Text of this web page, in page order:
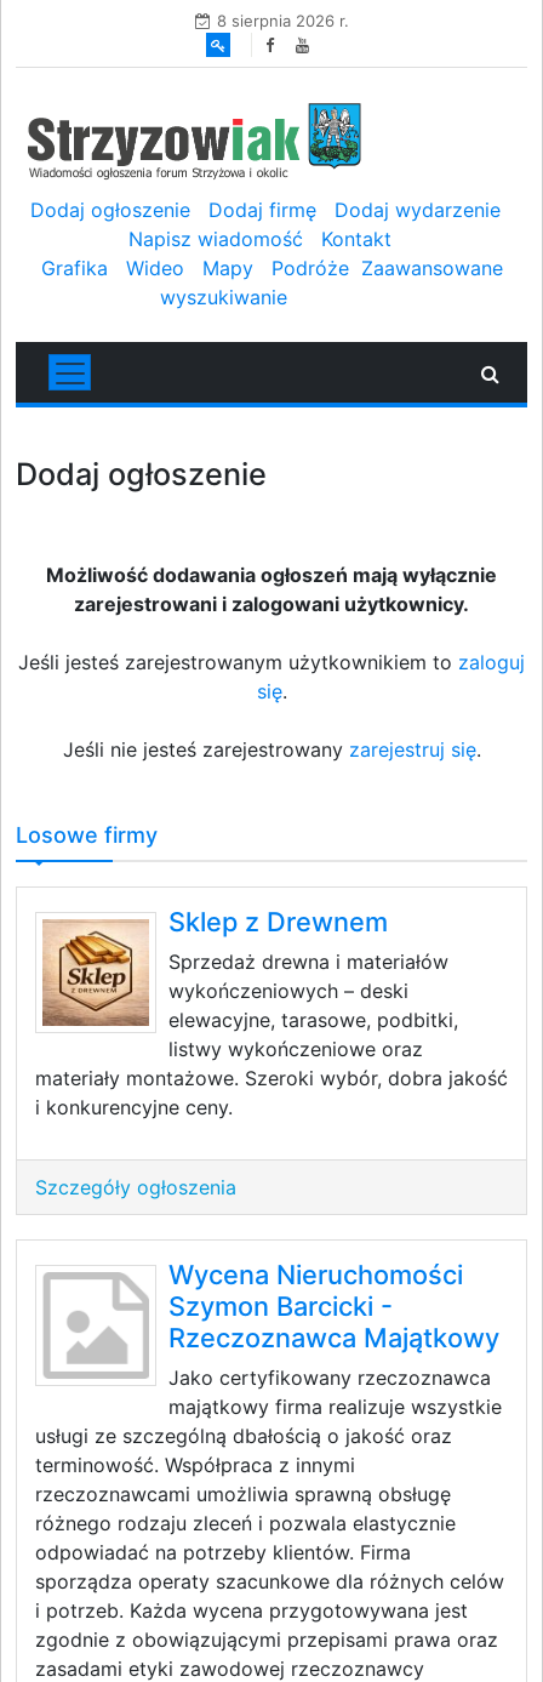
8 sierpnia 2026 r.
Dodaj ogłoszenie Dodaj firmę
Dodaj wydarzenie
Napisz wiadomość
Kontakt
Grafika
Wideo Mapy Podróże Zaawansowane
wyszukiwanie
Dodaj ogłoszenie
Możliwość dodawania ogłoszeń mają wyłącznie
zarejestrowani i zalogowani użytkownicy.
Jeśli jesteś zarejestrowanym użytkownikiem to zaloguj
się.
Jeśli nie jesteś zarejestrowany zarejestruj się.
Losowe firmy
Sklep z Drewnem
Sprzedaż drewna i materiałów
wykończeniowych – deski
elewacyjne, tarasowe, podbitki,
listwy wykończeniowe oraz
materiały montażowe. Szeroki wybór, dobra jakość
i konkurencyjne ceny.
Szczegóły ogłoszenia
Wycena Nieruchomości
Szymon Barcicki -
Rzeczoznawca Majątkowy
Jako certyfikowany rzeczoznawca
majątkowy firma realizuje wszystkie
usługi ze szczególną dbałością o jakość oraz
terminowość. Współpraca z innymi
rzeczoznawcami umożliwia sprawną obsługę
różnego rodzaju zleceń i pozwala elastycznie
odpowiadać na potrzeby klientów. Firma
sporządza operaty szacunkowe dla różnych celów
i potrzeb. Każda wycena przygotowywana jest
zgodnie z obowiązującymi przepisami prawa oraz
zasadami etyki zawodowej rzeczoznawcy